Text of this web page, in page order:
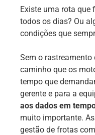
Existe uma rota que
todos os dias? Ou
condições que
Sem o
caminho que os
tempo que
gerente e para a
aos dados em
muito importante.
gestão de frotas